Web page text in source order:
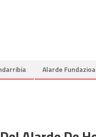
Alarde Fundazioa